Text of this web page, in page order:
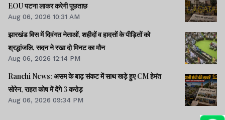
EOU पटना लाकर करेगी पूछताछ
Aug 06, 2026 10:31 AM
झारखंड विस में दिवंगत नेताओं, शहीदों व हादसों के पीड़ितों को
श्रद्धांजलि, सदन ने रखा दो मिनट का मौन
Aug 06, 2026 12:14 PM
Ranchi News: असम के बाढ़ संकट में साथ खड़े हुए CM हेमंत
सोरेन, राहत कोष में देंगे 3 करोड़
Aug 06, 2026 09:34 PM